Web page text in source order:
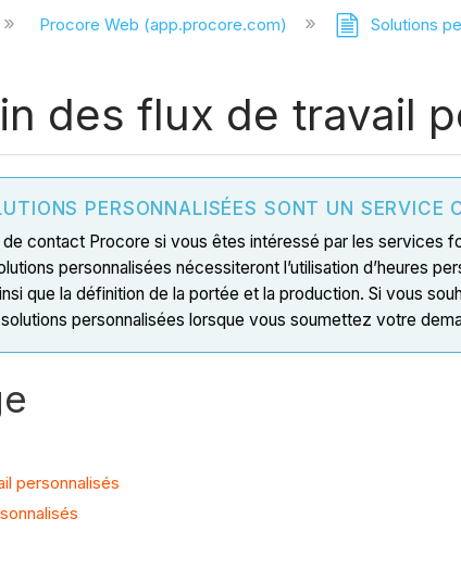
la hiérarchie globale
Procore Web (app.procore.com) Solutions
des flux de travail
PERSONNALISÉES SONT UN SERVICE
contact Procore si vous êtes intéressé par les services
personnalisées nécessiteront l’utilisation d’heures
que la définition de la portée et la production. Si vous
personnalisées lorsque vous soumettez votre
personnalisés